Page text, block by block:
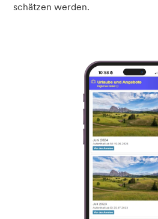
schätzen werden.